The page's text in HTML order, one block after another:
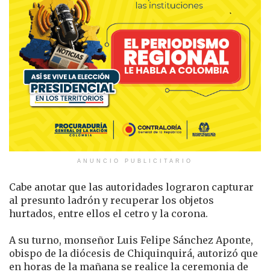
ANUNCIO PUBLICITARIO
Cabe anotar que las autoridades lograron capturar
al presunto ladrón y recuperar los objetos
hurtados, entre ellos el cetro y la corona.
A su turno, monseñor Luis Felipe Sánchez Aponte,
obispo de la diócesis de Chiquinquirá, autorizó que
en horas de la mañana se realice la ceremonia de